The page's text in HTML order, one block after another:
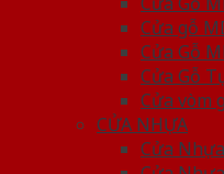
Cửa gỗ
Cửa Gỗ
Cửa Gỗ
Cửa vòm
CỬA NHỰA
Cửa